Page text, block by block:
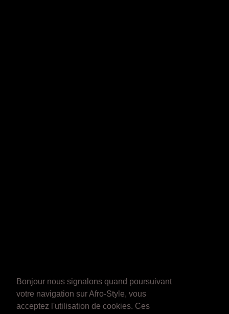
Bonjour nous signalons quand poursuivant
votre navigation sur Afro-Style, vous
acceptez l'utilisation de cookies. Ces